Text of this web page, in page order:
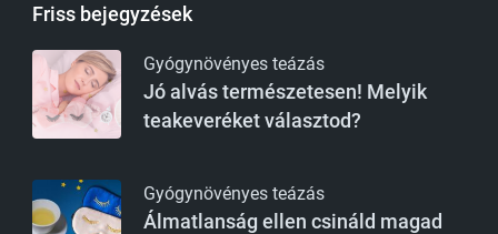
Friss bejegyzések
Gyógynövényes teázás
Jó alvás természetesen! Melyik
teakeveréket választod?
Gyógynövényes teázás
Álmatlanság ellen csináld magad